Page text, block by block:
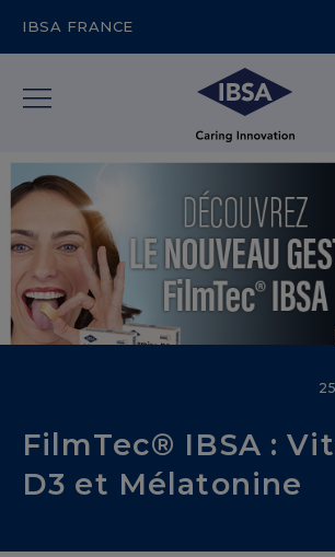
IBSA FRANCE
FilmTec® IBSA :
D3 et Mélatonine